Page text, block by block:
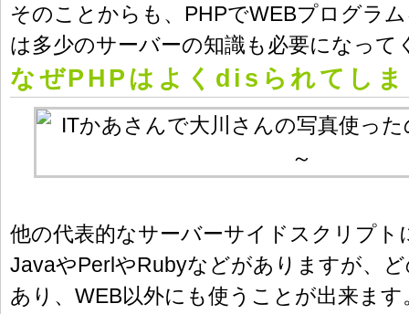
そのことからも、PHPでWEBプログラ
は多少のサーバーの知識も必要になって
なぜPHPはよくdisられてし
他の代表的なサーバーサイドスクリプト
JavaやPerlやRubyなどがありますが、
あり、WEB以外にも使うことが出来ま